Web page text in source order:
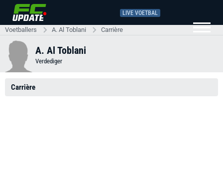
LIVE VOETBAL
Voetballers A. Al Toblani Carrière
A. Al Toblani
Verdediger
Carrière